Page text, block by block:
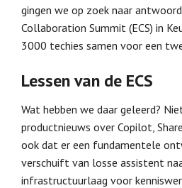
gingen we op zoek naar
Collaboration Summit (ECS) in
3000 techies samen voor een
Lessen van de ECS
Wat hebben we daar geleerd?
productnieuws over Copilot,
ook dat er een fundamentele
verschuift van losse assistent
infrastructuurlaag voor